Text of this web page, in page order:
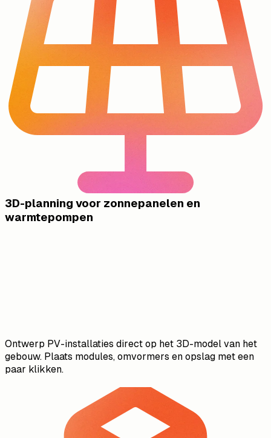
3D-planning voor zonnepanelen en
warmtepompen
Ontwerp PV-installaties direct op het 3D-model van het
gebouw. Plaats modules, omvormers en opslag met een
paar klikken.